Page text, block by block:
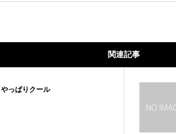
関連記事
やっぱりクール